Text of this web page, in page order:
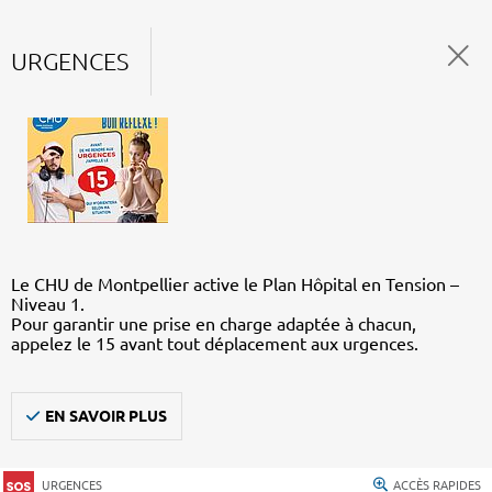
URGENCES
Le CHU de Montpellier active le Plan Hôpital en Tension –
Niveau 1.
Pour garantir une prise en charge adaptée à chacun,
appelez le 15 avant tout déplacement aux urgences.
EN SAVOIR PLUS
URGENCES ACCÈS RAPIDES